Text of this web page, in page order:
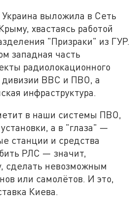
выложила в Сеть
хвастаясь работой
"Призраки" из ГУР.
западная часть
радиолокационного
ВВС и ПВО, а
инфраструктура.
в наши системы ПВО,
а в "глаза" —
станции и средства
РЛС — значит,
сделать невозможным
или самолётов. И это,
Киева.